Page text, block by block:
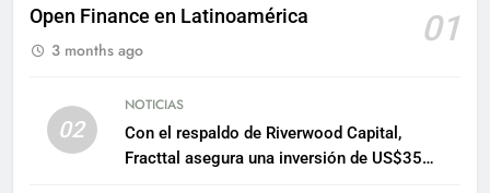
Open Finance en Latinoamérica
01
3 months ago
02
NOTICIAS
Con el respaldo de Riverwood Capital,
Fracttal asegura una inversión de US$35